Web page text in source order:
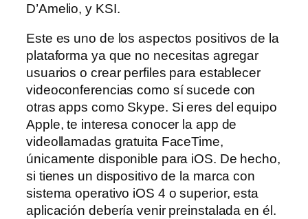
D’Amelio, y KSI.
Este es uno de los aspectos positivos de la
plataforma ya que no necesitas agregar
usuarios o crear perfiles para establecer
videoconferencias como sí sucede con
otras apps como Skype. Si eres del equipo
Apple, te interesa conocer la app de
videollamadas gratuita FaceTime,
únicamente disponible para iOS. De hecho,
si tienes un dispositivo de la marca con
sistema operativo iOS 4 o superior, esta
aplicación debería venir preinstalada en él.